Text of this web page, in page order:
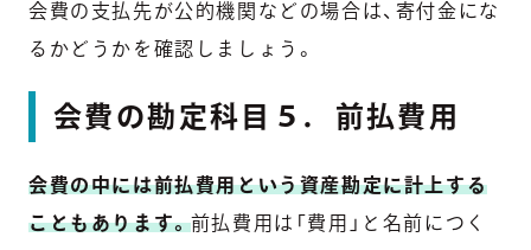
会費の支払先が公的機関などの場合は、寄付金にな
るかどうかを確認しましょう。
会費の勘定科目５．前払費用
会費の中には前払費用という資産勘定に計上する
こともあります。前払費用は「費用」と名前につく